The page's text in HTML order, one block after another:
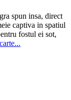
spun insa, direct
captiva in spatiul
fostul ei sot,